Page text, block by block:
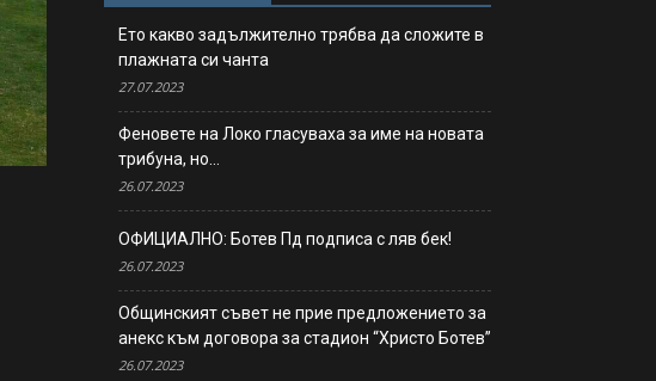
Ето какво задължително трябва да сложите в
плажната си чанта
27.07.2023
Феновете на Локо гласуваха за име на новата
трибуна, но…
26.07.2023
ОФИЦИАЛНО: Ботев Пд подписа с ляв бек!
26.07.2023
Общинският съвет не прие предложението за
анекс към договора за стадион “Христо Ботев”
26.07.2023